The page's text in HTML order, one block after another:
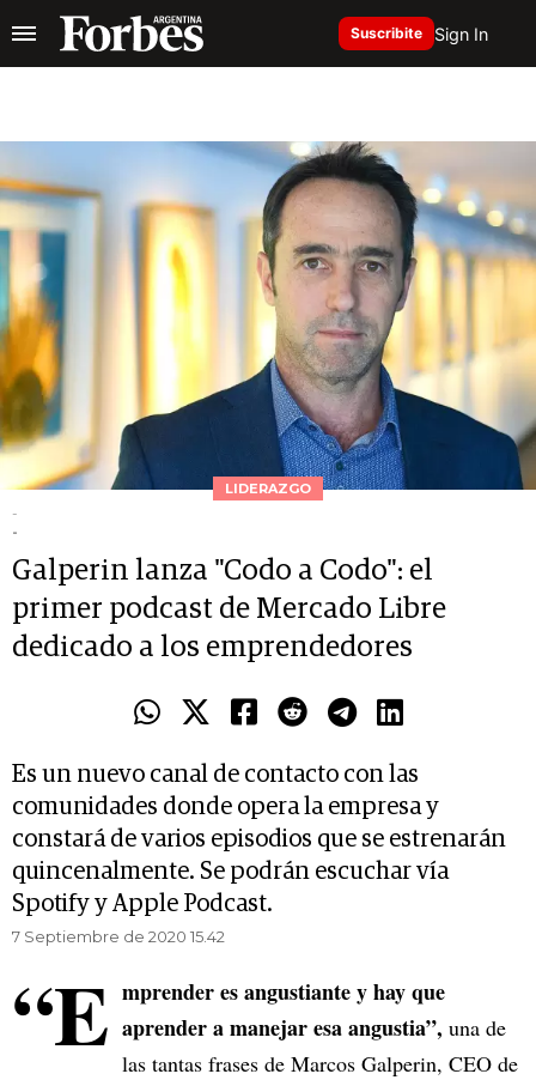
Suscribite Sign In
LIDERAZGO
-
-
Galperin lanza "Codo a Codo": el
primer podcast de Mercado Libre
dedicado a los emprendedores
Es un nuevo canal de contacto con las
comunidades donde opera la empresa y
constará de varios episodios que se estrenarán
quincenalmente. Se podrán escuchar vía
Spotify y Apple Podcast.
7 Septiembre de 2020 15.42
“E mprender es angustiante y hay que
aprender a manejar esa angustia”, una de
las tantas frases de Marcos Galperin, CEO de